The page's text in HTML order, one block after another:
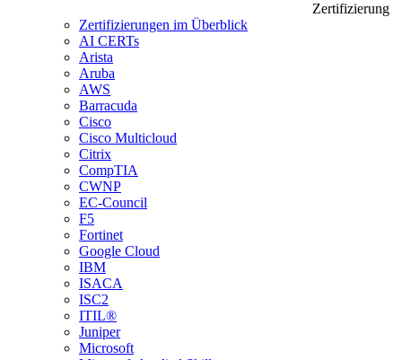
Zertifizierung
Zertifizierungen im Überblick
AI CERTs
Arista
Aruba
AWS
Barracuda
Cisco
Cisco Multicloud
Citrix
CompTIA
CWNP
EC-Council
F5
Fortinet
Google Cloud
IBM
ISACA
ISC2
ITIL®
Juniper
Microsoft